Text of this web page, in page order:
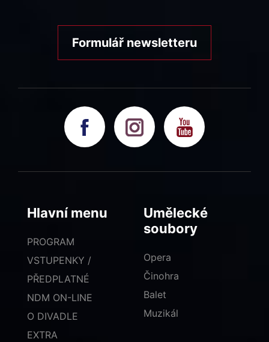
Formulář newsletteru
Hlavní menu
PROGRAM
VSTUPENKY /
PŘEDPLATNÉ
NDM ON-LINE
O DIVADLE
EXTRA
Umělecké
soubory
Opera
Činohra
Balet
Muzikál